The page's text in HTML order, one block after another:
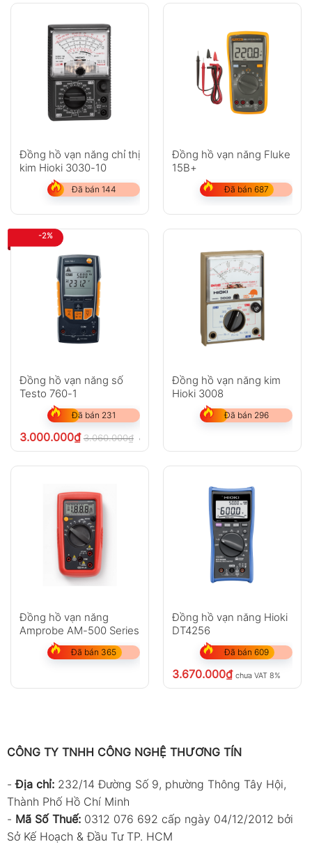
Đồng hồ vạn năng chỉ thị
kim Hioki 3030-10
Đã bán 144
Đồng hồ vạn năng Fluke
15B+
Đã bán 687
-2%
Đồng hồ vạn năng số
Testo 760-1
Đã bán 231
3.000.000₫ 3.060.000₫ chưa VAT 8%
Đồng hồ vạn năng kim
Hioki 3008
Đã bán 296
Đồng hồ vạn năng
Amprobe AM-500 Series
Đã bán 365
Đồng hồ vạn năng Hioki
DT4256
Đã bán 609
3.670.000₫ chưa VAT 8%
CÔNG TY TNHH CÔNG NGHỆ THƯƠNG TÍN
-Địa chỉ: 232/14 Đường Số 9, phường Thông Tây Hội,
Thành Phố Hồ Chí Minh
- Mã Số Thuế: 0312 076 692 cấp ngày 04/12/2012 bởi
Sở Kế Hoạch & Đầu Tư TP. HCM